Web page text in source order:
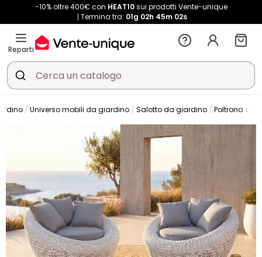
-10% oltre 400€ con HEAT10sui prodotti Vente-unique
Termina tra: 01g 02h 45m 01s
Reparti
Universo mobili da giardino Salotto da giardino Poltrona da